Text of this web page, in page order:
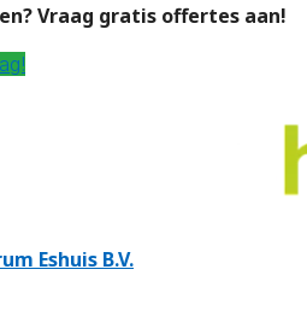
Vraag gratis offertes aan!
Eshuis B.V.